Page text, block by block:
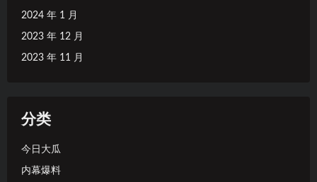
2024 年 1 月
2023 年 12 月
2023 年 11 月
分类
今日大瓜
内幕爆料